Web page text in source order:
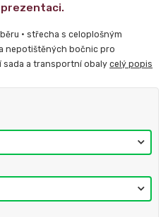
• střecha s celoplošným
nepotištěných bočnic pro
sada a transportní obalycelý popis